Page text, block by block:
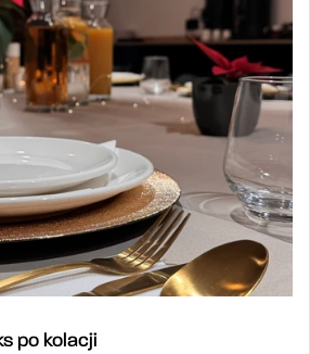
po kolacji